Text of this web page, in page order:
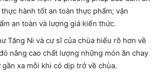
hành tốt an toàn thực phẩm; vận
an toàn và lượng giá kiến thức.
Tăng Ni và cư sĩ của chùa hiểu rõ hơn về
nâng cao chất lượng những món ăn chay
xa mỗi khi có dịp trở về chùa.